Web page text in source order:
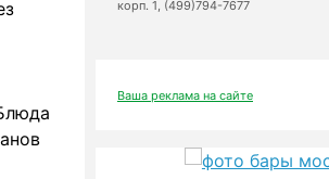
корп. 1, (499)794-7677
Ваша реклама на сайте